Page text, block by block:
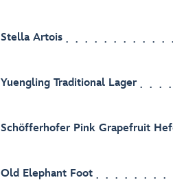
Stella Artois
Yuengling Traditional Lager
Schöfferhofer Pink Grapefruit
Old Elephant Foot